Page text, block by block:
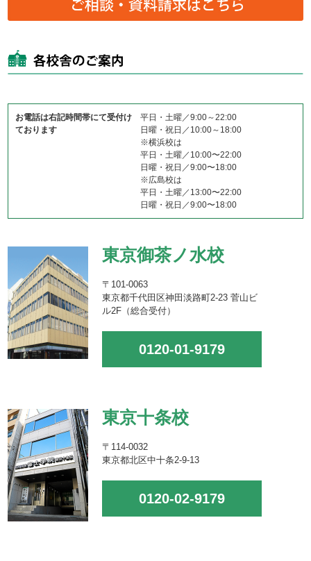
お電話は右記時間帯にて受付け
ております
平日・土曜／9:00～22:00
日曜・祝日／10:00～18:00
※横浜校は
平日・土曜／10:00〜22:00
日曜・祝日／9:00〜18:00
※広島校は
平日・土曜／13:00〜22:00
日曜・祝日／9:00〜18:00
東京御茶ノ水校
〒101-0063
東京都千代田区神田淡路町2-23 菅山ビ
ル2F（総合受付）
0120-01-9179
東京十条校
〒114-0032
東京都北区中十条2-9-13
0120-02-9179